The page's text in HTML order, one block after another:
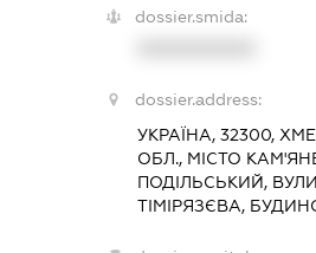
dossier.smida:
dossier.address:
УКРАЇНА, 32300,
ОБЛ., МІСТО
ПОДІЛЬСЬКИЙ,
ТІМІРЯЗЄВА,